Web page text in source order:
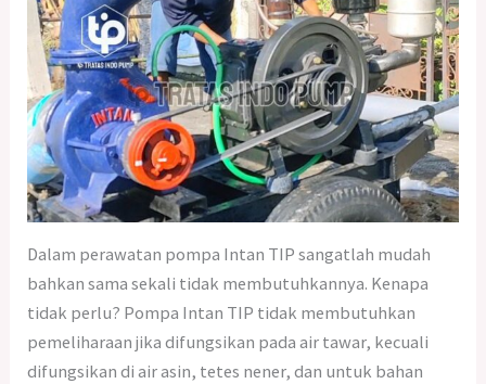
Dalam perawatan pompa Intan TIP sangatlah mudah
bahkan sama sekali tidak membutuhkannya. Kenapa
tidak perlu? Pompa Intan TIP tidak membutuhkan
pemeliharaan jika difungsikan pada air tawar, kecuali
difungsikan di air asin, tetes nener, dan untuk bahan